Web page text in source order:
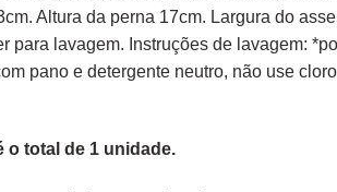
Altura da perna 17cm. Largura do
lavagem. Instruções de lavagem:
pano e detergente neutro, não use
o total de 1 unidade.